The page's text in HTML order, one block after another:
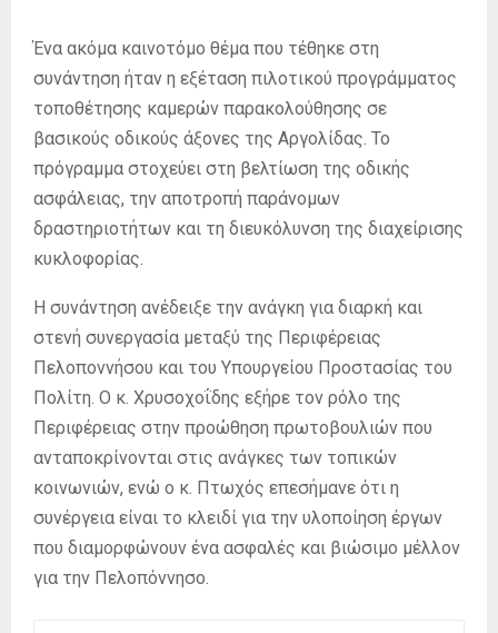
Ένα ακόμα καινοτόμο θέμα που τέθηκε στη
συνάντηση ήταν η εξέταση πιλοτικού προγράμματος
τοποθέτησης καμερών παρακολούθησης σε
βασικούς οδικούς άξονες της Αργολίδας. Το
πρόγραμμα στοχεύει στη βελτίωση της οδικής
ασφάλειας, την αποτροπή παράνομων
δραστηριοτήτων και τη διευκόλυνση της διαχείρισης
κυκλοφορίας.
Η συνάντηση ανέδειξε την ανάγκη για διαρκή και
στενή συνεργασία μεταξύ της Περιφέρειας
Πελοποννήσου και του Υπουργείου Προστασίας του
Πολίτη. Ο κ. Χρυσοχοΐδης εξήρε τον ρόλο της
Περιφέρειας στην προώθηση πρωτοβουλιών που
ανταποκρίνονται στις ανάγκες των τοπικών
κοινωνιών, ενώ ο κ. Πτωχός επεσήμανε ότι η
συνέργεια είναι το κλειδί για την υλοποίηση έργων
που διαμορφώνουν ένα ασφαλές και βιώσιμο μέλλον
για την Πελοπόννησο.